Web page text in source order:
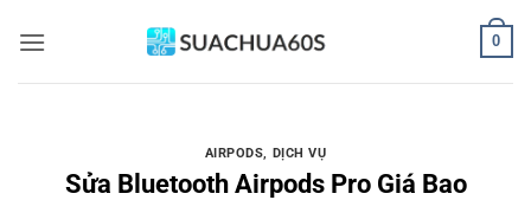
qua
0
AIRPODS, DỊCH VỤ
Sửa Bluetooth Airpods Pro Giá Bao